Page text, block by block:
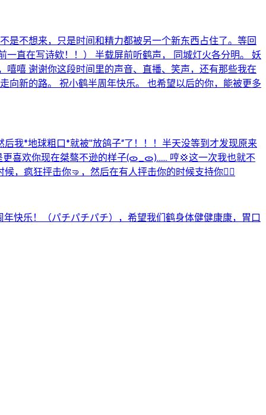
是不想来，只是时间和精力都被另一个新东西占住了。等回
直在写诗欸！！） 半载屏前听鹤声， 同城灯火各分明。 妖
嘻嘻 谢谢你这段时间里的声音、直播、笑声，还有那些我在
向新的路。 祝小鹤半周年快乐。 也希望以后的你，能被更多
我*地球粗口*就被"放鸽子″了！！！半天没等到才发现原来
更喜欢你现在桀骜不逊的样子(ᯣ_ᯣ)…… 哼💢这一次我也就不
，疯狂抨击你🤜，然后在有人抨击你的时候支持你👍🏼
快乐！（パチパチパチ），希望我们鹤身体健健康康，胃口